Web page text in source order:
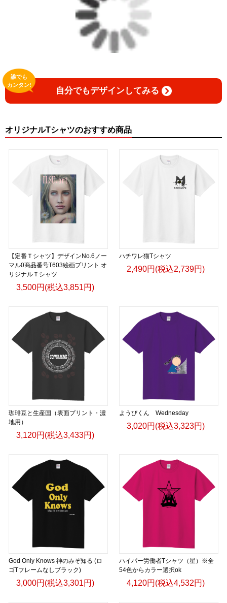
自分でもデザインしてみる
誰でも
カンタン!
オリジナルTシャツのおすすめ商品
【定番Ｔシャツ】デザインNo.6ノー
マル0商品番号T603絵画プリント オ
リジナルＴシャツ
3,500円(税込3,851円)
ハチワレ猫Tシャツ
2,490円(税込2,739円)
珈琲豆と生産国（表面プリント・濃
地用）
3,120円(税込3,433円)
ようびくん Wednesday
3,020円(税込3,323円)
God Only Knows 神のみぞ知る (ロ
ゴTフレームなしブラック)
3,000円(税込3,301円)
ハイパー労働者Tシャツ（星）※全
54色からカラー選択ok
4,120円(税込4,532円)